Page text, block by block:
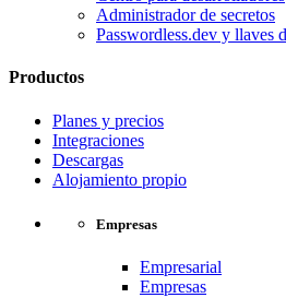
Administrador de secretos
Passwordless.dev y llaves
Productos
Planes y precios
Integraciones
Descargas
Alojamiento propio
Empresas
Empresarial
Empresas